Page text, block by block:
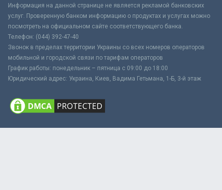
Информация на данной странице не является рекламой банковских
услуг. Проверенную банком информацию о продуктах и услугах можно
посмотреть на официальном сайте соответствующего банка.
Телефон: (044) 392-47-40
Звонок в пределах территории Украины со всех номеров операторов
мобильной и городской связи по тарифам операторов
График работы: понедельник – пятница с 09:00 до 18:00
Юридический адрес: Украина, Киев, Вадима Гетьмана, 1-Б, 3-й этаж